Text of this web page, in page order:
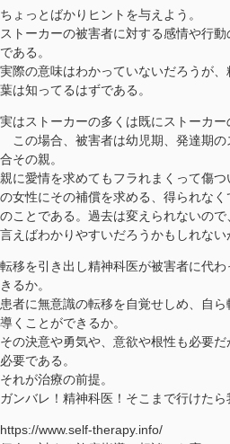
ちょっとばかりヒントを与えよう。
ストーカーの被害者に対する感情や行
である。
実際の意味はわかっていないだろうが
葉は知ってるはずである。
実はストーカーの多くは既にストーカー
この場合、被害者は幼児期、発達期
合その親。
親に愛情を求めてもフラれまくって傷
の女性にその補償を求める、得られな
のことである。過去は変えられないの
言えばわかりやすいだろうかもしれない
転移を引き出し精神科医が被害者に代
きるか。
患者に無意識の転移を自覚せしめ、自
導くことができるか。
その決意や勇気や、意欲や根性も必要
必要である。
それが治療の前提。
ガンバレ！精神科医！そこまで行けたら
https://www.self-therapy.info/